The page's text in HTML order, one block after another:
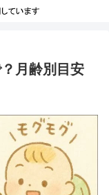
月齢別目安